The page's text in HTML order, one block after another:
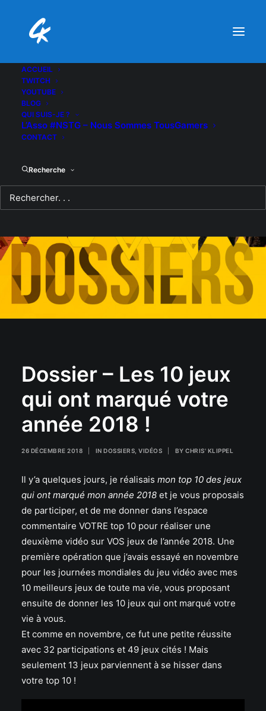
ACCUEIL
TWITCH
YOUTUBE
BLOG
QUI SUIS-JE ?
L’Asso #NSTG – Nous Sommes TousGamers
CONTACT
Recherche
Dossier – Les 10 jeux
qui ont marqué votre
année 2018 !
26 DÉCEMBRE 2018 IN DOSSIERS VIDÉOS BY CHRIS' KLIPPEL
Il y’a quelques jours, je réalisais mon top 10 des jeux
qui ont marqué mon année 2018 et je vous proposais
de participer, et de me donner dans l’espace
commentaire VOTRE top 10 pour réaliser une
deuxième vidéo sur VOS jeux de l’année 2018. Une
première opération que j’avais essayé en novembre
pour les journées mondiales du jeu vidéo avec mes
10 meilleurs jeux de toute ma vie, vous proposant
ensuite de donner les 10 jeux qui ont marqué votre
vie à vous.
Et comme en novembre, ce fut une petite réussite
avec 32 participations et 49 jeux cités ! Mais
seulement 13 jeux parviennent à se hisser dans
votre top 10 !